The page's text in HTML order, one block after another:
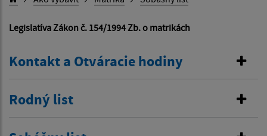
Legislatíva Zákon č. 154/1994 Zb. o matrikách
Kontakt a Otváracie hodiny
Rodný list